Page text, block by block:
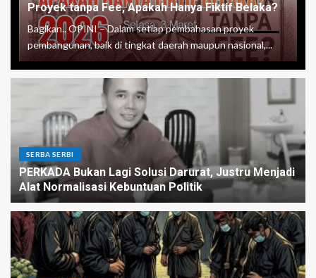
Proyek tanpa Fee, Apakah Hanya Fiktif Belaka?
Bagikan.. OPINI – Dalam setiap pembahasan proyek
pembangunan, baik di tingkat daerah maupun nasional,...
SERBA SERBI
PERKADA Bukan Lagi Solusi Darurat, Justru Menjadi
Alat Normalisasi Kebuntuan Politik